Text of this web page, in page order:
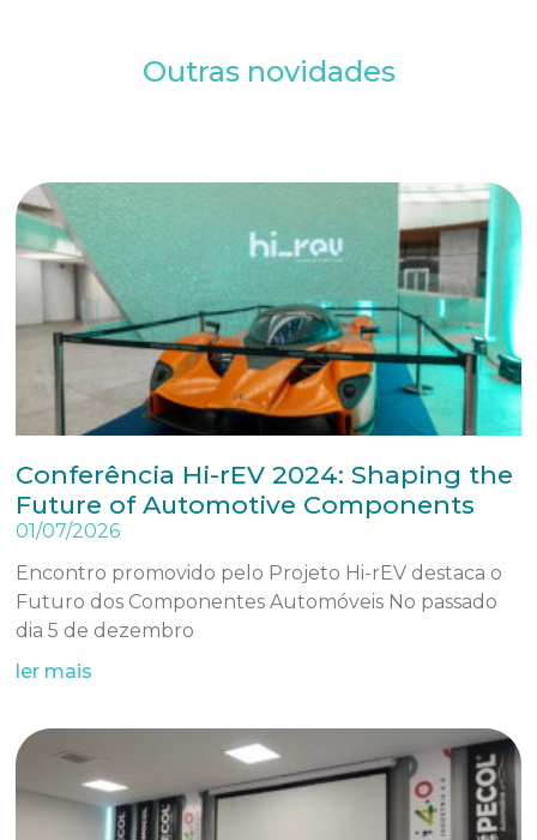
Outras novidades
Conferência Hi-rEV 2024: Shaping the
Future of Automotive Components
01/07/2026
Encontro promovido pelo Projeto Hi-rEV destaca o
Futuro dos Componentes Automóveis No passado
dia 5 de dezembro
ler mais